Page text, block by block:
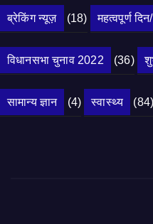
ब्रेकिंग न्यूज़ (18) महत्वपूर्ण
विधानसभा चुनाव 2022 (36)
सामान्य ज्ञान (4) स्वास्थ्य (84)